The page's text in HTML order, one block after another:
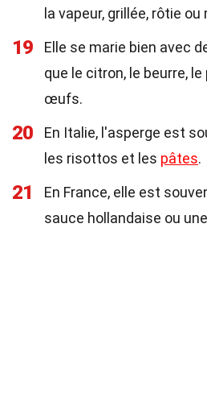
la vapeur, grillée, rôtie
19
Elle se marie bien avec
que le citron, le beurre,
œufs.
20
En Italie, l'asperge est
les risottos et les pâtes.
21
En France, elle est
sauce hollandaise ou